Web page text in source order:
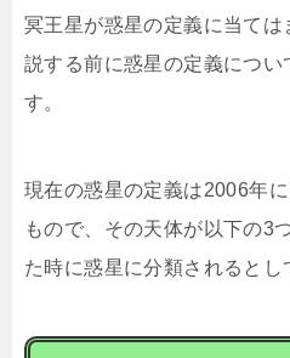
冥王星が惑星の定義に当て
説する前に惑星の定義につい
す。
現在の惑星の定義は2006年
もので、その天体が以下の3
た時に惑星に分類されるとし